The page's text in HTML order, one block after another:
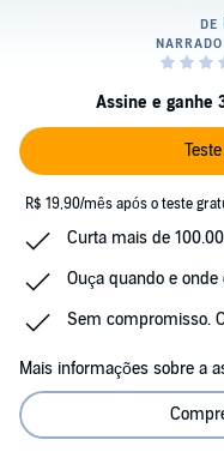
Assine e ganhe
R$ 19,90/mês após o teste
Curta mais de
Ouça quando e
Sem compromisso.
Mais informações sobre a